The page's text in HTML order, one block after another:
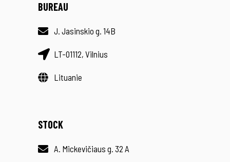
BUREAU
J. Jasinskio g. 14B
LT-01112, Vilnius
Lituanie
STOCK
A. Mickevičiaus g. 32 A